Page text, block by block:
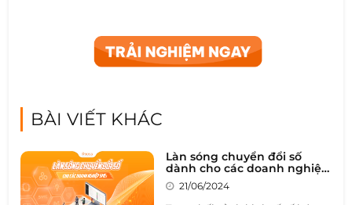
BÀI VIẾT KHÁC
Làn sóng chuyển đổi số
dành cho các doanh nghiệp
SMEs
21/06/2024